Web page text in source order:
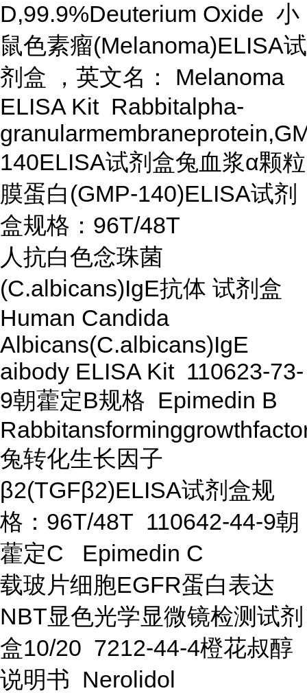
D,99.9%Deuterium Oxide 小
鼠色素瘤(Melanoma)ELISA试
剂盒 ，英文名： Melanoma
ELISA Kit Rabbitalpha-
140ELISA试剂盒兔血浆α颗粒
膜蛋白(GMP-140)ELISA试剂
盒规格：96T/48T
人抗白色念珠菌
(C.albicans)IgE抗体 试剂盒
Human Candida
Albicans(C.albicans)IgE
aibody ELISA Kit 110623-73-
9朝藿定B规格 Epimedin B
兔转化生长因子
β2(TGFβ2)ELISA试剂盒规
格：96T/48T 110642-44-9朝
藿定C Epimedin C
载玻片细胞EGFR蛋白表达
NBT显色光学显微镜检测试剂
盒10/20 7212-44-4橙花叔醇
说明书 Nerolidol